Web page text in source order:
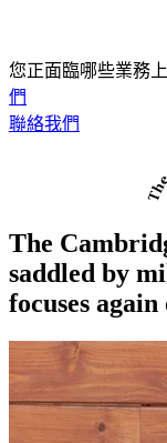
您正面臨哪些業務
們
聯絡我們
The
saddled by
focuses